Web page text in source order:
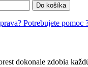
Do košíka
Potrebujete pomoc
dokonale zdobia